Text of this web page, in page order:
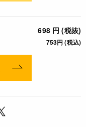
698 円 (税抜)
753円 (税込)